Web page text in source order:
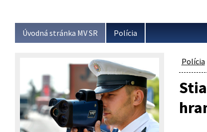
Úvodná stránka MV SR Polícia
Polícia